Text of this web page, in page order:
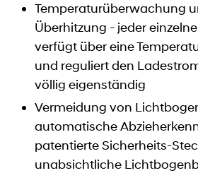
Temperaturüberwachung
Überhitzung - jeder
verfügt über eine
und reguliert den
völlig eigenständig
Vermeidung von
automatische
patentierte Sicherheits-
unabsichtliche